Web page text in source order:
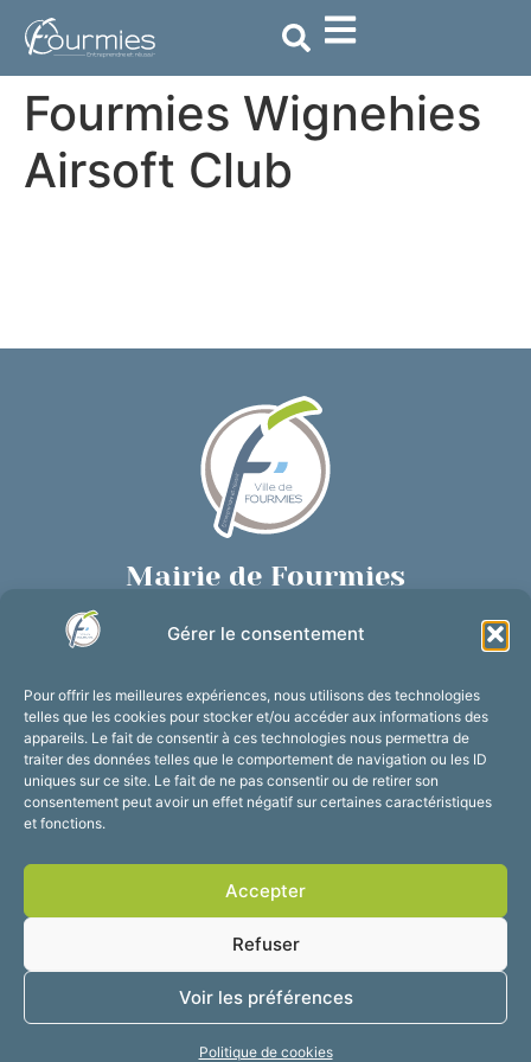
Gérer le consentement
Pour offrir les meilleures expériences, nous utilisons des technologies
telles que les cookies pour stocker et/ou accéder aux informations des
appareils. Le fait de consentir à ces technologies nous permettra de
traiter des données telles que le comportement de navigation ou les ID
uniques sur ce site. Le fait de ne pas consentir ou de retirer son
consentement peut avoir un effet négatif sur certaines caractéristiques
et fonctions.
Accepter
Refuser
Voir les préférences
Politique de cookies
principal
Fourmies Wignehies
Airsoft Club
Mairie de Fourmies
03 27 59 69 79
Horaires d’ouverture
Du lundi au vendredi :
de 8h30 à 12h et de 13h30 à 17h30
Suivez-nous !
Accessibilité
Mentions légales
2025 © Propulsé par